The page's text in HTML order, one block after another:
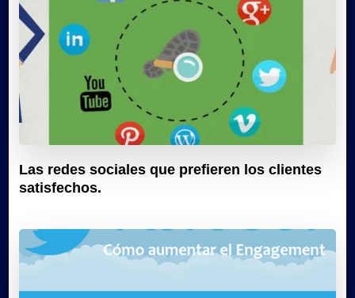
Las redes sociales que prefieren los clientes
satisfechos.